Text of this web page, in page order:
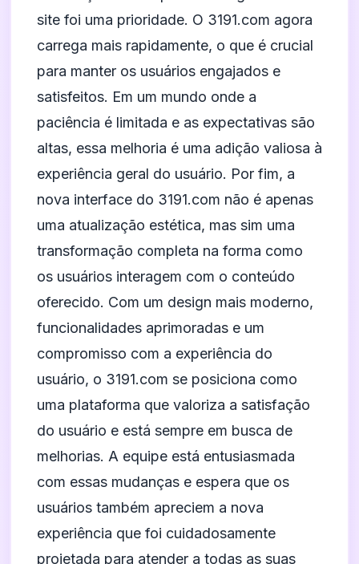
site foi uma prioridade. O 3191.com agora
carrega mais rapidamente, o que é crucial
para manter os usuários engajados e
satisfeitos. Em um mundo onde a
paciência é limitada e as expectativas são
altas, essa melhoria é uma adição valiosa à
experiência geral do usuário. Por fim, a
nova interface do 3191.com não é apenas
uma atualização estética, mas sim uma
transformação completa na forma como
os usuários interagem com o conteúdo
oferecido. Com um design mais moderno,
funcionalidades aprimoradas e um
compromisso com a experiência do
usuário, o 3191.com se posiciona como
uma plataforma que valoriza a satisfação
do usuário e está sempre em busca de
melhorias. A equipe está entusiasmada
com essas mudanças e espera que os
usuários também apreciem a nova
experiência que foi cuidadosamente
projetada para atender a todas as suas